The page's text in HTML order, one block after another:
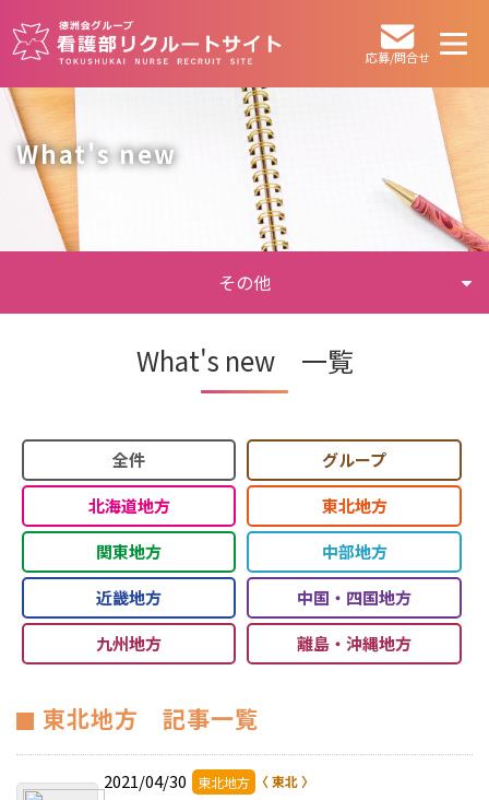
応募/問合せ
What's new
What's new 一覧
全件
グループ
北海道地方
東北地方
関東地方
中部地方
近畿地方
中国・四国地方
九州地方
離島・沖縄地方
東北地方 記事一覧
2021/04/30 東北地方
その他